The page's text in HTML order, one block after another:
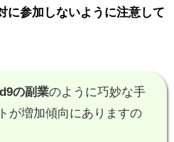
に参加しないように注意して
の副業のように巧妙な手
が増加傾向にありますの